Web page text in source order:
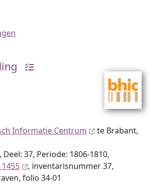
Informatie Centrum
te Brabant,
37, Periode: 1806-1810,
, inventaris­num­mer 37,
folio 34-01